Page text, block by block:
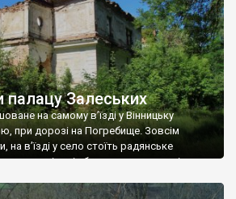
палацу Залеських
на самому в’їзді у Вінницьку
при дорозі на Погребище. Зовсім
на в’їзді у село стоїть радянське
жінку і яблуню, а трохи далі, десь
стареньких колії у траві – […]